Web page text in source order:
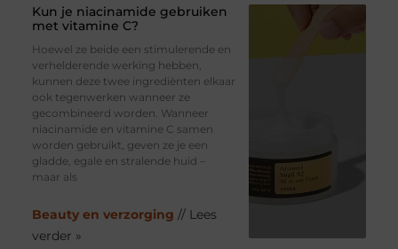
Kun je niacinamide gebruiken
met vitamine C?
Hoewel ze beide een stimulerende en
verhelderende werking hebben,
kunnen deze twee ingrediënten elkaar
ook tegenwerken wanneer ze
gecombineerd worden. Wanneer
niacinamide en vitamine C samen
worden gebruikt, geven ze je een
gladde, egale en stralende huid –
maar als
Beauty en verzorging // Lees
verder »